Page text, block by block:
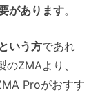
があります。
いう方であれ
ZMAより、
Proがおすす